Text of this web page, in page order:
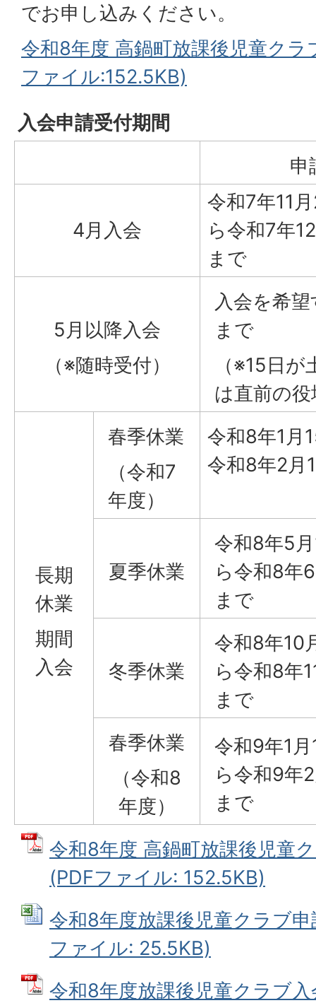
でお申し込みください。
令和8年度 高鍋町放課後児童クラ
ファイル:152.5KB)
入会申請受付期間
申
4月入会
令和7年11
ら令和7年
まで
5月以降入会
（※随時受付）
入会を希
まで
（※15日
は直前の
長期
休業
期間
入会
春季休業
（令和7
年度）
令和8年1月
令和8年2月
夏季休業
令和8年5
ら令和8年
まで
冬季休業
令和8年10
ら令和8年
まで
春季休業
（令和8
年度）
令和9年1
ら令和9年
まで
令和8年度 高鍋町放課後児童
(PDFファイル: 152.5KB)
令和8年度放課後児童クラブ
ファイル: 25.5KB)
令和8年度放課後児童クラブ